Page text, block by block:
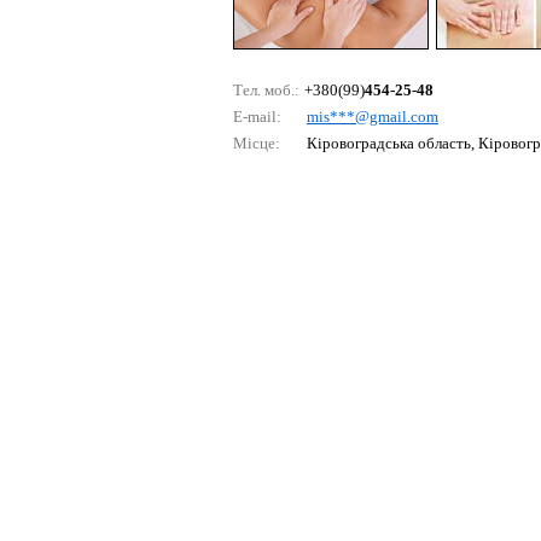
Тел. моб.: +380(99)454-25-48
E-mail:
mis***@gmаil.соm
Місце:
Кіровоградська область,